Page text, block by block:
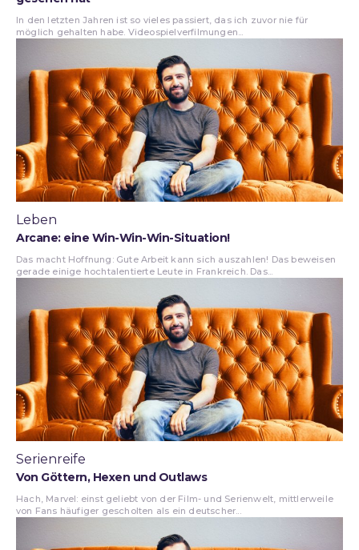
In den letzten Jahren ist so vieles passiert, das ich zuvor nie für
möglich gehalten habe. Videospielverfilmungen...
Leben
Arcane: eine Win-Win-Win-Situation!
Das macht Hoffnung: Gute Arbeit kann sich auszahlen! Das beweisen
gerade einige hochtalentierte Leute in Frankreich. Das...
Serienreife
Von Göttern, Hexen und Outlaws
Hach, Marvel: einst geliebt von der Film- und Serienwelt, mittlerweile
von Fans häufiger gescholten als ein deutscher...